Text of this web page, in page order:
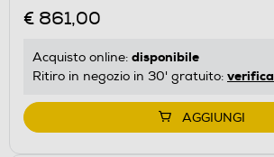
€ 861,00
Acquisto online: disponibile
Ritiro in negozio in 30' gratuito: verifica
AGGIUNGI